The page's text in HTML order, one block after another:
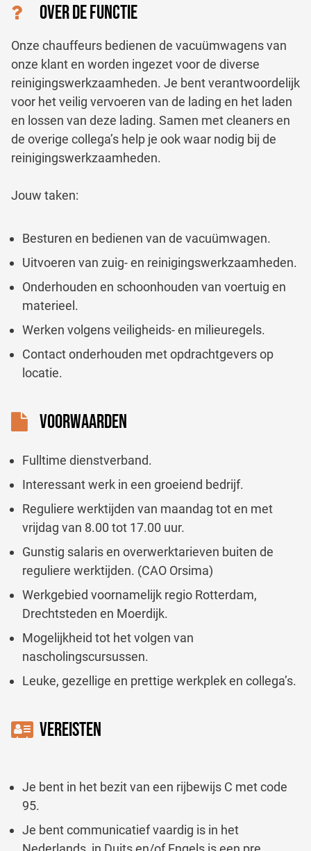
OVER DE FUNCTIE
Onze chauffeurs bedienen de vacuümwagens van
onze klant en worden ingezet voor de diverse
reinigingswerkzaamheden. Je bent verantwoordelijk
voor het veilig vervoeren van de lading en het laden
en lossen van deze lading. Samen met cleaners en
de overige collega’s help je ook waar nodig bij de
reinigingswerkzaamheden.
Jouw taken:
Besturen en bedienen van de vacuümwagen.
Uitvoeren van zuig- en reinigingswerkzaamheden.
Onderhouden en schoonhouden van voertuig en
materieel.
Werken volgens veiligheids- en milieuregels.
Contact onderhouden met opdrachtgevers op
locatie.
VOORWAARDEN
Fulltime dienstverband.
Interessant werk in een groeiend bedrijf.
Reguliere werktijden van maandag tot en met
vrijdag van 8.00 tot 17.00 uur.
Gunstig salaris en overwerktarieven buiten de
reguliere werktijden. (CAO Orsima)
Werkgebied voornamelijk regio Rotterdam,
Drechtsteden en Moerdijk.
Mogelijkheid tot het volgen van
nascholingscursussen.
Leuke, gezellige en prettige werkplek en collega’s.
VEREISTEN
Je bent in het bezit van een rijbewijs C met code
95.
Je bent communicatief vaardig is in het